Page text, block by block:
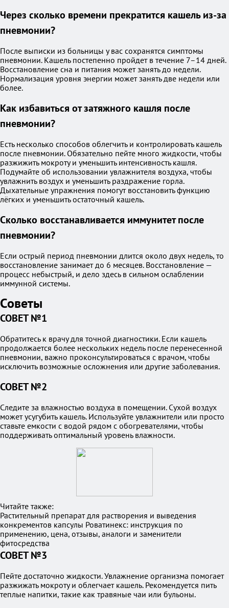
Через сколько времени прекратится кашель из-за
пневмонии?
После выписки из больницы у вас сохранятся симптомы
пневмонии. Кашель постепенно пройдет в течение 7–14 дней.
Восстановление сна и питания может занять до недели.
Нормализация уровня энергии может занять две недели или
более.
Как избавиться от затяжного кашля после
пневмонии?
Есть несколько способов облегчить и контролировать кашель
после пневмонии. Обязательно пейте много жидкости, чтобы
разжижить мокроту и уменьшить интенсивность кашля.
Подумайте об использовании увлажнителя воздуха, чтобы
увлажнить воздух и уменьшить раздражение горла.
Дыхательные упражнения помогут восстановить функцию
лёгких и уменьшить остаточный кашель.
Сколько восстанавливается иммунитет после
пневмонии?
Если острый период пневмонии длится около двух недель, то
восстановление занимает до 6 месяцев. Восстановление —
процесс небыстрый, и дело здесь в сильном ослаблении
иммунной системы.
Советы
СОВЕТ №1
Обратитесь к врачу для точной диагностики. Если кашель
продолжается более нескольких недель после перенесенной
пневмонии, важно проконсультироваться с врачом, чтобы
исключить возможные осложнения или другие заболевания.
СОВЕТ №2
Следите за влажностью воздуха в помещении. Сухой воздух
может усугубить кашель. Используйте увлажнители или просто
ставьте емкости с водой рядом с обогревателями, чтобы
поддерживать оптимальный уровень влажности.
Читайте также:
Растительный препарат для растворения и выведения
конкрементов капсулы Роватинекс: инструкция по
применению, цена, отзывы, аналоги и заменители
фитосредства
СОВЕТ №3
Пейте достаточно жидкости. Увлажнение организма помогает
разжижать мокроту и облегчает кашель. Рекомендуется пить
теплые напитки, такие как травяные чаи или бульоны.